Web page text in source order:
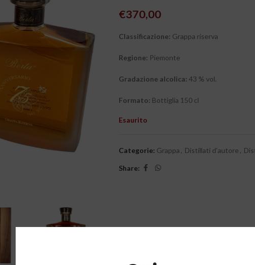
€370,00
Classificazione: Grappa riserva
Regione: Piemonte
Gradazione alcolica: 43 % vol.
Formato: Bottiglia 150 cl
Esaurito
Categorie: Grappa , Distillati d'autore ,
Share: